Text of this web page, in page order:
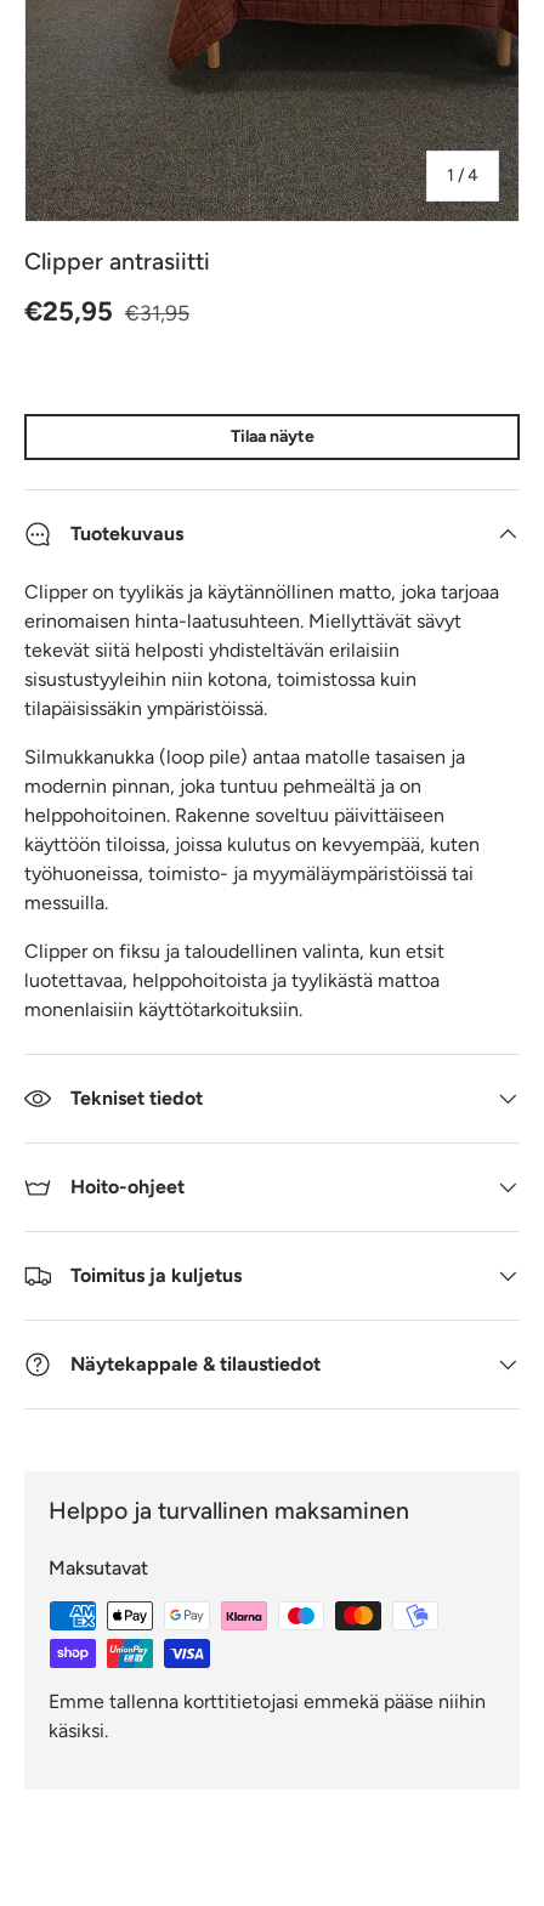
1 /jostakin
4
Clipper antrasiitti
Alennushinta
€25,95 Normaalihinta
€31,95
Tilaa näyte
Tuotekuvaus
Clipper on tyylikäs ja käytännöllinen matto, joka tarjoaa
erinomaisen hinta-laatusuhteen. Miellyttävät sävyt
tekevät siitä helposti yhdisteltävän erilaisiin
sisustustyyleihin niin kotona, toimistossa kuin
tilapäisissäkin ympäristöissä.
Silmukkanukka (loop pile) antaa matolle tasaisen ja
modernin pinnan, joka tuntuu pehmeältä ja on
helppohoitoinen. Rakenne soveltuu päivittäiseen
käyttöön tiloissa, joissa kulutus on kevyempää, kuten
työhuoneissa, toimisto- ja myymäläympäristöissä tai
messuilla.
Clipper on fiksu ja taloudellinen valinta, kun etsit
luotettavaa, helppohoitoista ja tyylikästä mattoa
monenlaisiin käyttötarkoituksiin.
Tekniset tiedot
Hoito-ohjeet
Toimitus ja kuljetus
Näytekappale & tilaustiedot
Helppo ja turvallinen maksaminen
Maksutavat
Emme tallenna korttitietojasi emmekä pääse niihin
käsiksi.